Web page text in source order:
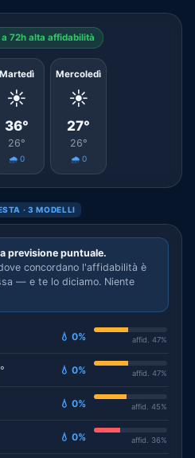
72h alta affidabilità
Martedì
☀️
36°
26°
🌧️ 0
Mercoledì
☀️
27°
26°
🌧️ 0
· 3 MODELLI
previsione puntuale.
concordano l'affidabilità è
— e te lo diciamo. Niente
💧 0% affid. 47%
💧 0% affid. 47%
💧 0% affid. 45%
💧 0% affid. 36%